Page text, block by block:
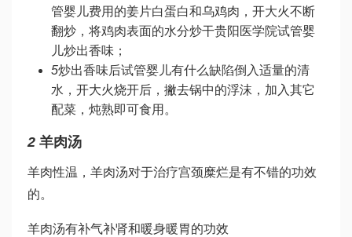
管婴儿费用 的姜片白蛋白和乌鸡肉，开大火不断
翻炒，将鸡肉表面的水分炒干贵阳医学院试管婴
儿炒出香味；
5炒出香味后试管婴儿有什么缺陷倒入适量的清
水，开大火烧开后，撇去锅中的浮沫，加入其它
配菜，炖熟即可食用。
2 羊肉汤
羊肉性温，羊肉汤对于治疗宫颈糜烂是有不错的功效
的。
羊肉汤有补气补肾和暖身暖胃的功效